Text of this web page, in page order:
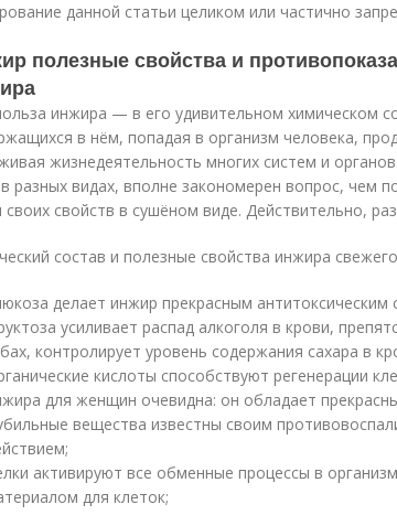
данной статьи целиком или частично
полезные свойства и
инжира — в его удивительном химическом
в нём, попадая в организм человека,
жизнедеятельность многих систем и
разных видах, вполне закономерен вопрос, чем
своих свойств в сушёном виде. Действительно,
состав и полезные свойства инжира свежего
делает инжир прекрасным антитоксическим
усиливает распад алкоголя в крови,
контролирует уровень содержания сахара в
кислоты способствуют регенерации
для женщин очевидна: он обладает
вещества известны своим
активируют все обменные процессы в
для клеток;